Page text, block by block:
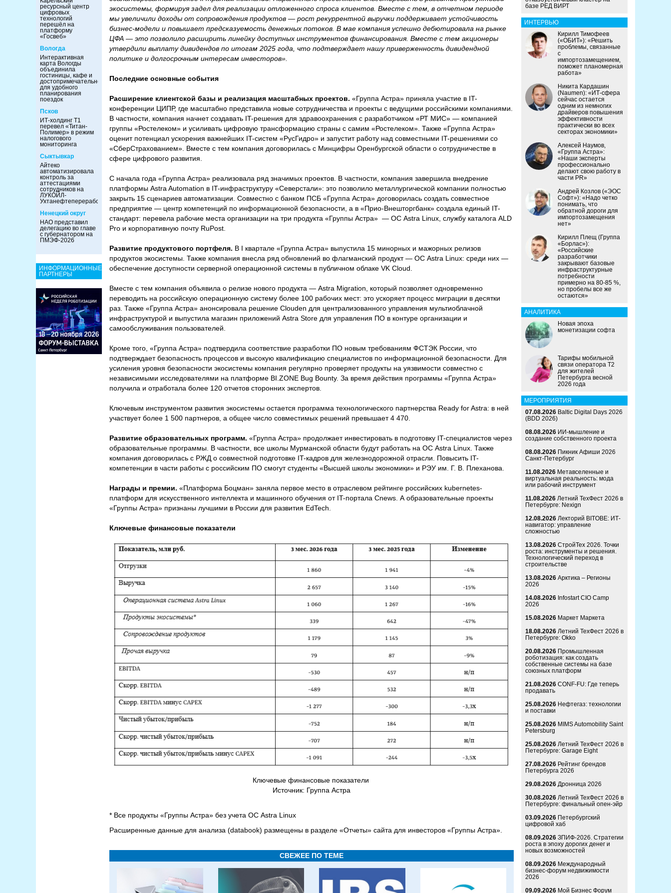
ресурсный центр
цифровых
технологий
перешёл на
платформу
«Госвеб»
Вологда
Интерактивная
карта Вологды
объединила
гостиницы, кафе и
достопримечательности
для удобного
планирования
поездок
Псков
ИТ-холдинг Т1
перевел «Титан-
Полимер» в режим
налогового
мониторинга
Сыктывкар
Айтеко
автоматизировала
контроль за
аттестациями
сотрудников на
ЛУКОЙЛ-
Ухтанефтепереработка
Ненецкий округ
НАО представил
делегацию во главе
с губернатором на
ПМЭФ-2026
ИНФОРМАЦИОННЫЕ
ПАРТНЕРЫ
экосистемы, формируя задел для реализации отложенного спроса клиентов. Вместе с тем, в отчетном периоде
мы увеличили доходы от сопровождения продуктов — рост рекуррентной выручки поддерживает устойчивость
бизнес-модели и повышает предсказуемость денежных потоков. В мае компания успешно дебютировала на рынке
ЦФА — это позволило расширить линейку доступных инструментов финансирования. Вместе с тем акционеры
утвердили выплату дивидендов по итогам 2025 года, что подтверждает нашу приверженность дивидендной
политике и долгосрочным интересам инвесторов».
Последние основные события
Расширение клиентской базы и реализация масштабных проектов. «Группа Астра» приняла участие в IT-
конференции ЦИПР, где масштабно представила новые сотрудничества и проекты с ведущими российскими компаниями.
В частности, компания начнет создавать IT-решения для здравоохранения с разработчиком «РТ МИС» — компанией
группы «Ростелеком» и усиливать цифровую трансформацию страны с самим «Ростелеком». Также «Группа Астра»
оценит потенциал ускорения важнейших IT-систем «РусГидро» и запустит работу над совместными IT-решениями со
«СберСтрахованием». Вместе с тем компания договорилась с Минцифры Оренбургской области о сотрудничестве в
сфере цифрового развития.
С начала года «Группа Астра» реализовала ряд значимых проектов. В частности, компания завершила внедрение
платформы Astra Automation в IT-инфраструктуру «Северстали»: это позволило металлургической компании полностью
закрыть 15 сценариев автоматизации. Совместно с банком ПСБ «Группа Астра» договорилась создать совместное
предприятие — центр компетенций по информационной безопасности, а в «Прио-Внешторгбанк» создала единый IT-
стандарт: перевела рабочие места организации на три продукта «Группы Астра» — ОС Astra Linux, службу каталога ALD
Pro и корпоративную почту RuPost.
Развитие продуктового портфеля. В I квартале «Группа Астра» выпустила 15 минорных и мажорных релизов
продуктов экосистемы. Также компания внесла ряд обновлений во флагманский продукт — ОС Astra Linux: среди них —
обеспечение доступности серверной операционной системы в публичном облаке VK Cloud.
Вместе с тем компания объявила о релизе нового продукта — Astra Migration, который позволяет одновременно
переводить на российскую операционную систему более 100 рабочих мест: это ускоряет процесс миграции в десятки
раз. Также «Группа Астра» анонсировала решение Clouden для централизованного управления мультиоблачной
инфраструктурой и выпустила магазин приложений Astra Store для управления ПО в контуре организации и
самообслуживания пользователей.
Кроме того, «Группа Астра» подтвердила соответствие разработки ПО новым требованиям ФСТЭК России, что
подтверждает безопасность процессов и высокую квалификацию специалистов по информационной безопасности. Для
усиления уровня безопасности экосистемы компания регулярно проверяет продукты на уязвимости совместно с
независимыми исследователями на платформе BI.ZONE Bug Bounty. За время действия программы «Группа Астра»
получила и отработала более 120 отчетов сторонних экспертов.
Ключевым инструментом развития экосистемы остается программа технологического партнерства Ready for Astra: в ней
участвует более 1 500 партнеров, а общее число совместимых решений превышает 4 470.
Развитие образовательных программ. «Группа Астра» продолжает инвестировать в подготовку IT-специалистов через
образовательные программы. В частности, все школы Мурманской области будут работать на ОС Astra Linux. Также
компания договорилась с РЖД о совместной подготовке IT-кадров для железнодорожной отрасли. Повысить IT-
компетенции в части работы с российским ПО смогут студенты «Высшей школы экономики» и РЭУ им. Г. В. Плеханова.
Награды и премии. «Платформа Боцман» заняла первое место в отраслевом рейтинге российских kubernetes-
платформ для искусственного интеллекта и машинного обучения от IT-портала Cnews. А образовательные проекты
«Группы Астра» признаны лучшими в России для развития EdTech.
Ключевые финансовые показатели
Ключевые финансовые показатели
Источник: Группа Астра
* Все продукты «Группы Астра» без учета ОС Astra Linux
Расширенные данные для анализа (databook) размещены в разделе «Отчеты» сайта для инвесторов «Группы Астра».
СВЕЖЕЕ ПО ТЕМЕ
базе РЕД ВИРТ
ИНТЕРВЬЮ
Кирилл Тимофеев
(«ОБИТ»): «Решить
проблемы, связанные
с
импортозамещением,
поможет планомерная
работа»
Никита Кардашин
(Naumen): «ИТ-сфера
сейчас остается
одним из немногих
драйверов повышения
эффективности
практически во всех
секторах экономики»
Алексей Наумов,
«Группа Астра»:
«Наши эксперты
профессионально
делают свою работу в
части PR»
Андрей Козлов («ЭОС
Софт»): «Надо четко
понимать, что
обратной дороги для
импортозамещения
нет»
Кирилл Плещ (Группа
«Борлас»):
«Российские
разработчики
закрывают базовые
инфраструктурные
потребности
примерно на 80-85 %,
но пробелы все же
остаются»
АНАЛИТИКА
Новая эпоха
монетизации софта
Тарифы мобильной
связи оператора Т2
для жителей
Петербурга весной
2026 года
МЕРОПРИЯТИЯ
07.08.2026 Baltic Digital Days 2026
(BDD 2026)
08.08.2026 ИИ-мышление и
создание собственного проекта
08.08.2026 Пикник Афиши 2026
Санкт-Петербург
11.08.2026 Метавселенные и
виртуальная реальность: мода
или рабочий инструмент
11.08.2026 Летний ТехФест 2026 в
Петербурге: Nexign
12.08.2026 Лекторий BITOBE: ИТ-
навигатор: управление
сложностью
13.08.2026 СтройТех 2026. Точки
роста: инструменты и решения.
Технологический переход в
строительстве
13.08.2026 Арктика – Регионы
2026
14.08.2026 Infostart CIO Camp
2026
15.08.2026 Маркет Маркета
18.08.2026 Летний ТехФест 2026 в
Петербурге: Okko
20.08.2026 Промышленная
роботизация: как создать
собственные системы на базе
союзных платформ
21.08.2026 CONF-FU: Где теперь
продавать
25.08.2026 Нефтегаз: технологии
и поставки
25.08.2026 MIMS Automobility Saint
Petersburg
25.08.2026 Летний ТехФест 2026 в
Петербурге: Garage Eight
27.08.2026 Рейтинг брендов
Петербурга 2026
29.08.2026 Дронница 2026
30.08.2026 Летний ТехФест 2026 в
Петербурге: финальный опен-эйр
03.09.2026 Петербургский
цифровой хаб
08.09.2026 ЗПИФ-2026. Стратегии
роста в эпоху дорогих денег и
новых возможностей
08.09.2026 Международный
бизнес-форум недвижимости
2026
09.09.2026 Мой Бизнес Форум